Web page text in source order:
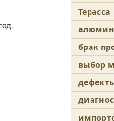
Терасса
брак
выбор